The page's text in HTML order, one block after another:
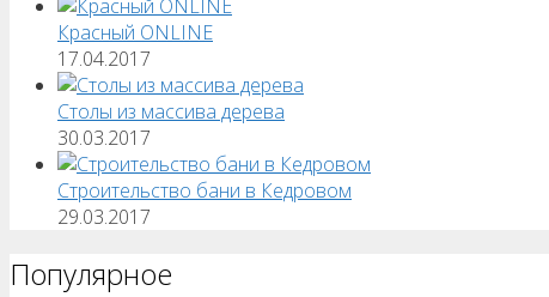
Красный ONLINE
17.04.2017
Столы из массива дерева
30.03.2017
Строительство бани в Кедровом
29.03.2017
Популярное